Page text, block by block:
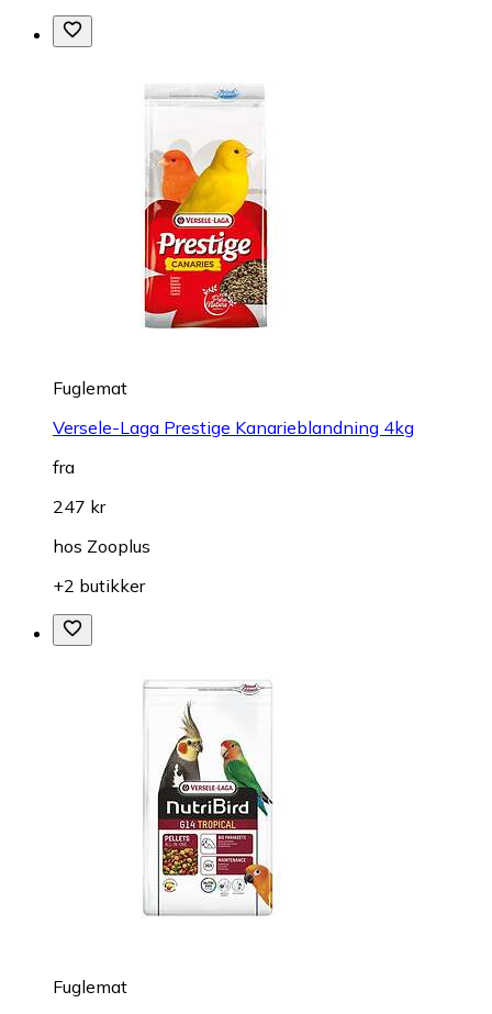
Fuglemat
Versele-Laga Prestige Kanarieblandning 4kg
fra
247 kr
hos Zooplus
+2 butikker
Fuglemat